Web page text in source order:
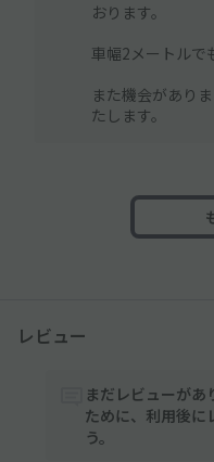
おります。
車幅2メートルで
また機会があり
たします。
レビュー
まだレビューが
ために、利用後に
う。